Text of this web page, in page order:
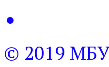
© 2019